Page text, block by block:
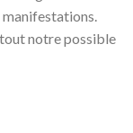
notre possible